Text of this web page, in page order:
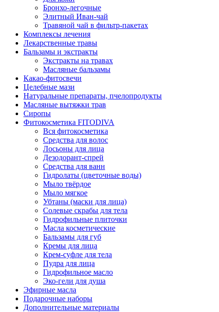
Бронхо-легочные
Элитный Иван-чай
Травяной чай в фильтр-пакетах
Комплексы лечения
Лекарственные травы
Бальзамы и экстракты
Экстракты на травах
Масляные бальзамы
Какао-фитосвечи
Целебные мази
Натуральные препараты, пчелопродукты
Масляные вытяжки трав
Сиропы
Фитокосметика FITODIVA
Вся фитокосметика
Средства для волос
Лосьоны для лица
Дезодорант-спрей
Средства для ванн
Гидролаты (цветочные воды)
Мыло твёрдое
Мыло мягкое
Убтаны (маски для лица)
Солевые скрабы для тела
Гидрофильные плиточки
Масла косметические
Бальзамы для губ
Кремы для лица
Крем-суфле для тела
Пудра для лица
Гидрофильное масло
Эко-гели для душа
Эфирные масла
Подарочные наборы
Дополнительные материалы